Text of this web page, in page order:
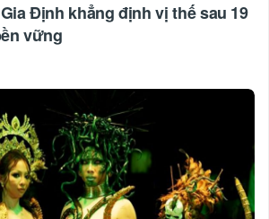
Định khẳng định vị thế sau 19
vững